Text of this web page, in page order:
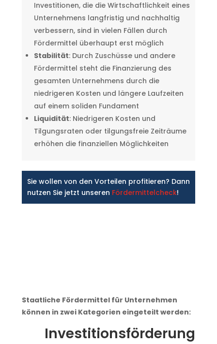
Investitionen, die die Wirtschaftlichkeit eines
Unternehmens langfristig und nachhaltig
verbessern, sind in vielen Fällen durch
Fördermittel überhaupt erst möglich
Stabilität: Durch Zuschüsse und andere
Fördermittel steht die Finanzierung des
gesamten Unternehmens durch die
niedrigeren Kosten und längere Laufzeiten
auf einem soliden Fundament
Liquidität: Niedrigeren Kosten und
Tilgungsraten oder tilgungsfreie Zeiträume
erhöhen die finanziellen Möglichkeiten
Sie wollen von den Vorteilen profitieren? Dann
nutzen Sie jetzt unseren Fördermittelcheck!
Staatliche Fördermittel für Unternehmen
können in zwei Kategorien eingeteilt werden:
Investitionsförderung